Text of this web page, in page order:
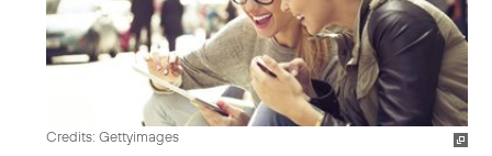
Credits: Gettyimages